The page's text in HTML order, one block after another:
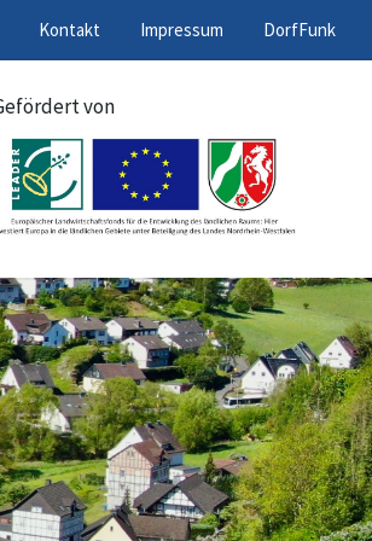
Kontakt Impressum DorfFunk
von